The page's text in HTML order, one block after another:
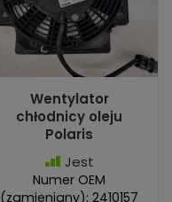
Wentylator
chłodnicy oleju
Polaris
Jest
Numer OEM
(zamieniany): 2410157